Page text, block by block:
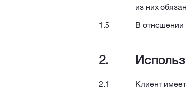
из них
В отношении
Клиент